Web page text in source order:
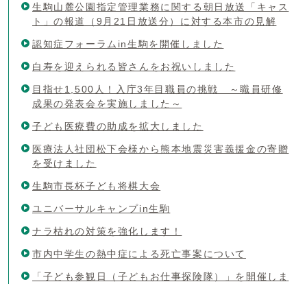
生駒山麓公園指定管理業務に関する朝日放送「キャス
ト」の報道（9月21日放送分）に対する本市の見解
認知症フォーラムin生駒を開催しました
白寿を迎えられる皆さんをお祝いしました
目指せ1,500人！入庁3年目職員の挑戦 ～職員研修
成果の発表会を実施しました～
子ども医療費の助成を拡大しました
医療法人社団松下会様から熊本地震災害義援金の寄贈
を受けました
生駒市長杯子ども将棋大会
ユニバーサルキャンプin生駒
ナラ枯れの対策を強化します！
市内中学生の熱中症による死亡事案について
「子ども参観日（子どもお仕事探険隊）」を開催しま